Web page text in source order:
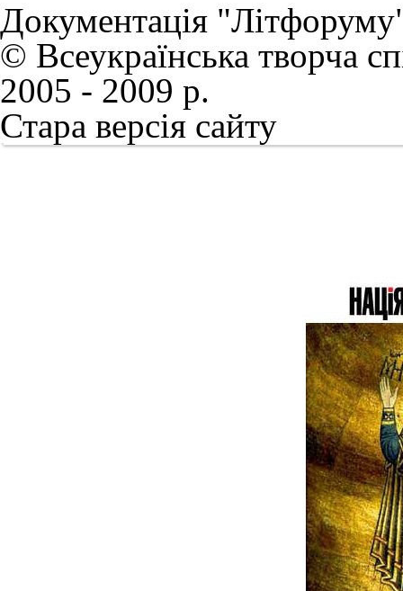
Документація
© Всеукраїнська творча
2005 - 2009 р.
Стара версія сайту